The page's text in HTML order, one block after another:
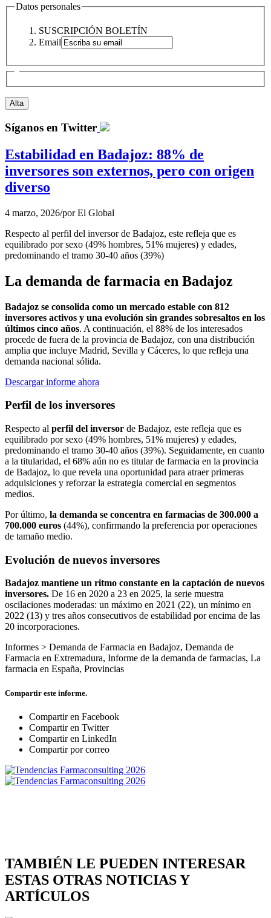
Datos personales
SUSCRIPCIÓN BOLETÍN
Email
Síganos en Twitter
Estabilidad en Badajoz: 88% de
inversores son externos, pero con origen
diverso
4 marzo, 2026/porEl Global
Respecto al perfil del inversor de Badajoz, este refleja que es
equilibrado por sexo (49% hombres, 51% mujeres) y edades,
predominando el tramo 30-40 años (39%)
La demanda de farmacia en Badajoz
Badajoz se consolida como un mercado estable con 812
inversores activos y una evolución sin grandes sobresaltos en los
últimos cinco años. A continuación, el 88% de los interesados
procede de fuera de la provincia de Badajoz, con una distribución
amplia que incluye Madrid, Sevilla y Cáceres, lo que refleja una
demanda nacional sólida.
Descargar informe ahora
Perfil de los inversores
Respecto al perfil del inversor de Badajoz, este refleja que es
equilibrado por sexo (49% hombres, 51% mujeres) y edades,
predominando el tramo 30-40 años (39%). Seguidamente, en cuanto
a la titularidad, el 68% aún no es titular de farmacia en la provincia
de Badajoz, lo que revela una oportunidad para atraer primeras
adquisiciones y reforzar la estrategia comercial en segmentos
medios.
Por último, la demanda se concentra en farmacias de 300.000 a
700.000 euros (44%), confirmando la preferencia por operaciones
de tamaño medio.
Evolución de nuevos inversores
Badajoz mantiene un ritmo constante en la captación de nuevos
inversores. De 16 en 2020 a 23 en 2025, la serie muestra
oscilaciones moderadas: un máximo en 2021 (22), un mínimo en
2022 (13) y tres años consecutivos de estabilidad por encima de las
20 incorporaciones.
Informes > Demanda de Farmacia en Badajoz, Demanda de
Farmacia en Extremadura, Informe de la demanda de farmacias, La
farmacia en España, Provincias
Compartir este informe.
Compartir en Facebook
Compartir en Twitter
Compartir en LinkedIn
Compartir por correo
TAMBIÉN LE PUEDEN INTERESAR
ESTAS OTRAS NOTICIAS Y
ARTÍCULOS